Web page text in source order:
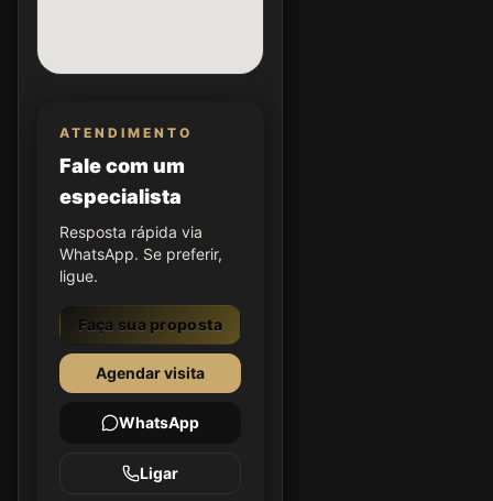
ATENDIMENTO
Fale com um
especialista
Resposta rápida via
WhatsApp. Se preferir,
ligue.
Faça sua proposta
Agendar visita
WhatsApp
Ligar